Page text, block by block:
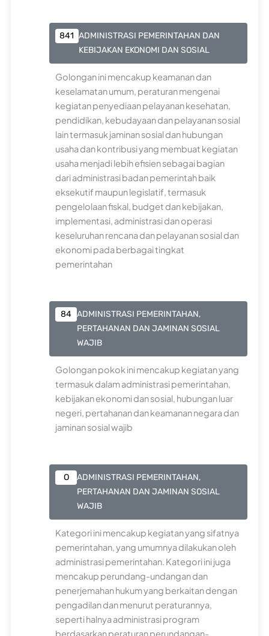
841 ADMINISTRASI PEMERINTAHAN DAN
KEBIJAKAN EKONOMI DAN SOSIAL
Golongan ini mencakup keamanan dan
keselamatan umum, peraturan mengenai
kegiatan penyediaan pelayanan kesehatan,
pendidikan, kebudayaan dan pelayanan sosial
lain termasuk jaminan sosial dan hubungan
usaha dan kontribusi yang membuat kegiatan
usaha menjadi lebih efisien sebagai bagian
dari administrasi badan pemerintah baik
eksekutif maupun legislatif, termasuk
pengelolaan fiskal, budget dan kebijakan,
implementasi, administrasi dan operasi
keseluruhan rencana dan pelayanan sosial dan
ekonomi pada berbagai tingkat
pemerintahan
84 ADMINISTRASI PEMERINTAHAN,
PERTAHANAN DAN JAMINAN SOSIAL
WAJIB
Golongan pokok ini mencakup kegiatan yang
termasuk dalam administrasi pemerintahan,
kebijakan ekonomi dan sosial, hubungan luar
negeri, pertahanan dan keamanan negara dan
jaminan sosial wajib
O
ADMINISTRASI PEMERINTAHAN,
PERTAHANAN DAN JAMINAN SOSIAL
WAJIB
Kategori ini mencakup kegiatan yang sifatnya
pemerintahan, yang umumnya dilakukan oleh
administrasi pemerintahan. Kategori ini juga
mencakup perundang-undangan dan
penerjemahan hukum yang berkaitan dengan
pengadilan dan menurut peraturannya,
seperti halnya administrasi program
berdasarkan peraturan perundangan-